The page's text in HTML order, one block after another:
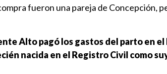
fueron una pareja de Concepción,
Alto pagó los gastos del parto en
nacida en el Registro Civil como